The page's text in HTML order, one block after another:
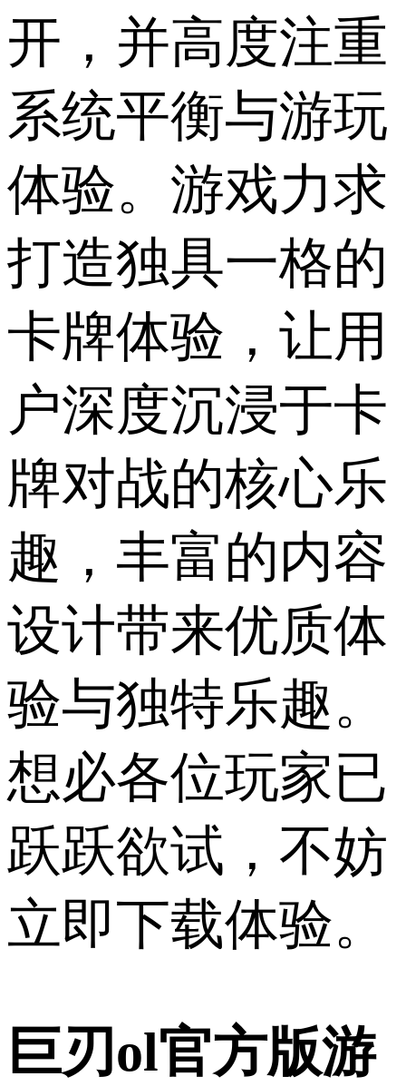
开，并高度注重
系统平衡与游玩
体验。游戏力求
打造独具一格的
卡牌体验，让用
户深度沉浸于卡
牌对战的核心乐
趣，丰富的内容
设计带来优质体
验与独特乐趣。
想必各位玩家已
跃跃欲试，不妨
立即下载体验。
巨刃ol官方版游